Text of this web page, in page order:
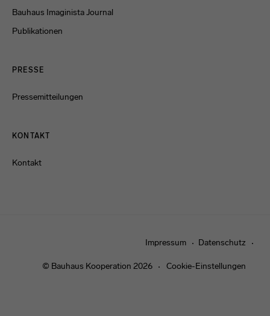
Bauhaus Imaginista Journal
Publikationen
PRESSE
Pressemitteilungen
KONTAKT
Kontakt
Impressum Datenschutz
© Bauhaus Kooperation 2026 Cookie-Einstellungen